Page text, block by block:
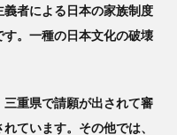
者による日本の家族制度
。一種の日本文化の破壊
重県で請願が出されて審
ています。その他では、